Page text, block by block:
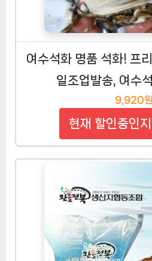
여수석화 명품 석화! 프
일조업발송, 여수
9,920원
현재 할인중인지